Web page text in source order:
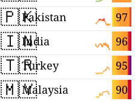
🇵🇰 97
Pakistan
🇮🇳 96
India
🇹🇷 95
Turkey
🇲🇾 90
Malaysia